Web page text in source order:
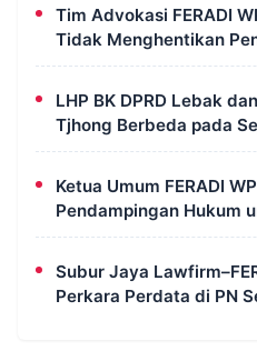
Tim Advokasi FERADI
Tidak Menghentikan
Tjhong Alias Pak Uun
LHP BK DPRD Lebak
Tjhong Berbeda pada
FERADI WPI: Proses
Ketua Umum FERADI
Pendampingan Hukum
Tetap Berjalan,
Subur Jaya
Perkara Perdata di PN